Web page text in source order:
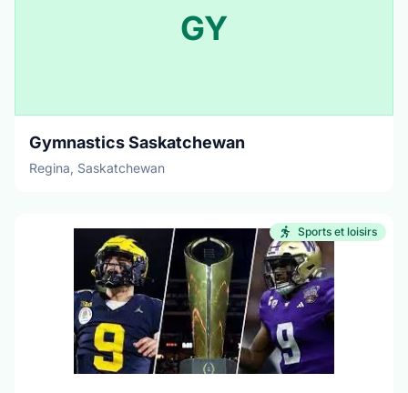
GY
Gymnastics Saskatchewan
Regina, Saskatchewan
Sports et loisirs